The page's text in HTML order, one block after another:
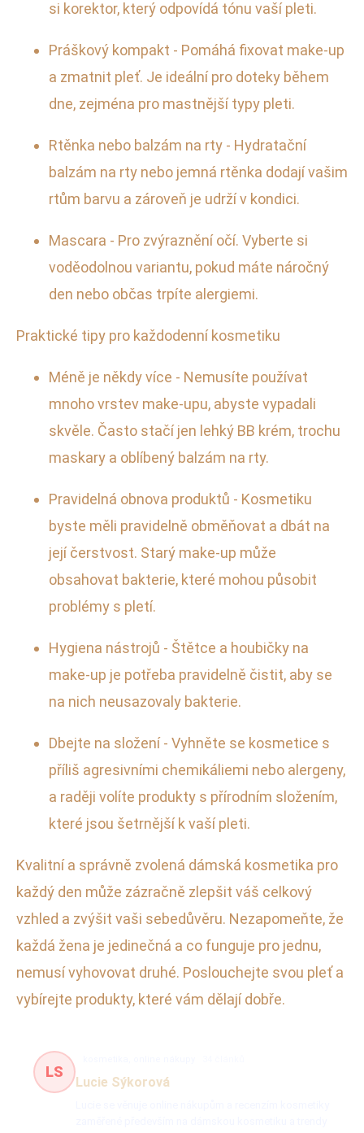
si korektor, který odpovídá tónu vaší pleti.
Práškový kompakt - Pomáhá fixovat make-up
a zmatnit pleť. Je ideální pro doteky během
dne, zejména pro mastnější typy pleti.
Rtěnka nebo balzám na rty - Hydratační
balzám na rty nebo jemná rtěnka dodají vašim
rtům barvu a zároveň je udrží v kondici.
Mascara - Pro zvýraznění očí. Vyberte si
voděodolnou variantu, pokud máte náročný
den nebo občas trpíte alergiemi.
Praktické tipy pro každodenní kosmetiku
Méně je někdy více - Nemusíte používat
mnoho vrstev make-upu, abyste vypadali
skvěle. Často stačí jen lehký BB krém, trochu
maskary a oblíbený balzám na rty.
Pravidelná obnova produktů - Kosmetiku
byste měli pravidelně obměňovat a dbát na
její čerstvost. Starý make-up může
obsahovat bakterie, které mohou působit
problémy s pletí.
Hygiena nástrojů - Štětce a houbičky na
make-up je potřeba pravidelně čistit, aby se
na nich neusazovaly bakterie.
Dbejte na složení - Vyhněte se kosmetice s
příliš agresivními chemikáliemi nebo alergeny,
a raději volíte produkty s přírodním složením,
které jsou šetrnější k vaší pleti.
Kvalitní a správně zvolená dámská kosmetika pro
každý den může zázračně zlepšit váš celkový
vzhled a zvýšit vaši sebedůvěru. Nezapomeňte, že
každá žena je jedinečná a co funguje pro jednu,
nemusí vyhovovat druhé. Poslouchejte svou pleť a
vybírejte produkty, které vám dělají dobře.
LS
Lucie Sýkorová